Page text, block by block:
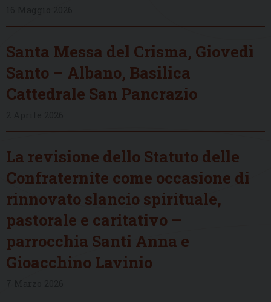
Santa Messa del Crisma, Giovedì
Santo – Albano, Basilica
Cattedrale San Pancrazio
La revisione dello Statuto delle
Confraternite come occasione di
rinnovato slancio spirituale,
pastorale e caritativo –
parrocchia Santi Anna e
Gioacchino Lavinio